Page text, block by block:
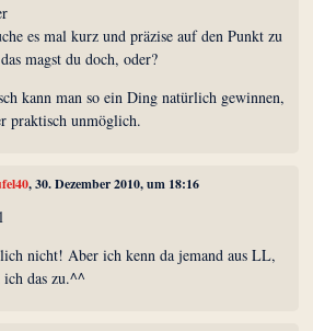
es mal kurz und präzise auf den Punkt zu
magst du doch, oder?
kann man so ein Ding natürlich gewinnen,
praktisch unmöglich.
, 30. Dezember 2010, um 18:16
nicht! Aber ich kenn da jemand aus LL,
das zu.^^